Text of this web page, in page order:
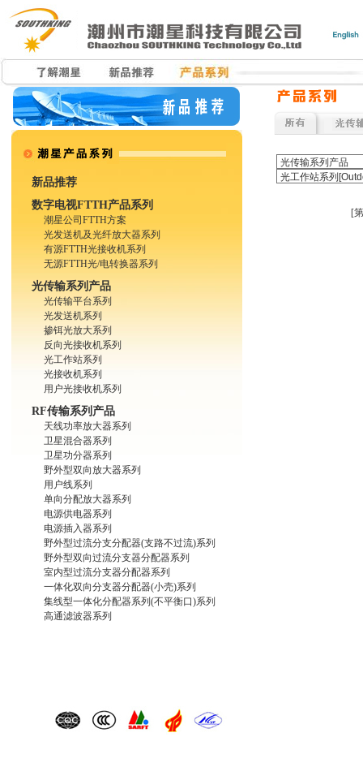
新品推荐
数字电视FTTH产品系列
潮星公司FTTH方案
光发送机及光纤放大器系列
有源FTTH光接收机系列
无源FTTH光/电转换器系列
光传输系列产品
光传输平台系列
光发送机系列
掺铒光放大系列
反向光接收机系列
光工作站系列
光接收机系列
用户光接收机系列
RF传输系列产品
天线功率放大器系列
卫星混合器系列
卫星功分器系列
野外型双向放大器系列
用户线系列
单向分配放大器系列
电源供电器系列
电源插入器系列
野外型过流分支分配器(支路不过流)系列
野外型双向过流分支器分配器系列
室内型过流分支器分配器系列
一体化双向分支器分配器(小壳)系列
集线型一体化分配器系列(不平衡口)系列
高通滤波器系列
[